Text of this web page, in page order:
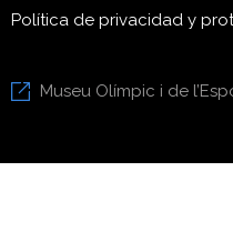
Política de privacidad y
Museu Olímpic i de